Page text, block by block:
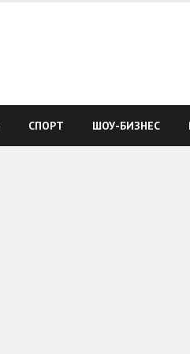
СПОРТ ШОУ-БИЗНЕС